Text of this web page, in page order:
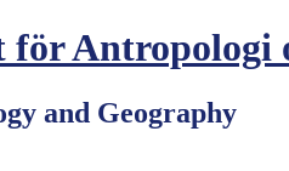
för Antropologi
and Geography